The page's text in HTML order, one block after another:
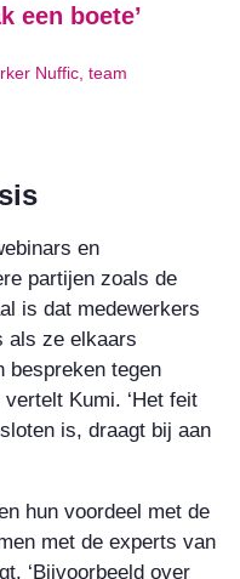
een boete’
Nuffic, team
en
partijen zoals de
is dat medewerkers
als ze elkaars
bespreken tegen
Kumi. ‘Het feit
is, draagt bij aan
hun voordeel met de
met de experts van
‘Bijvoorbeeld over